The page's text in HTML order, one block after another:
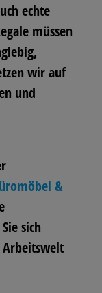
echte
müssen
wir auf
und
&
sich